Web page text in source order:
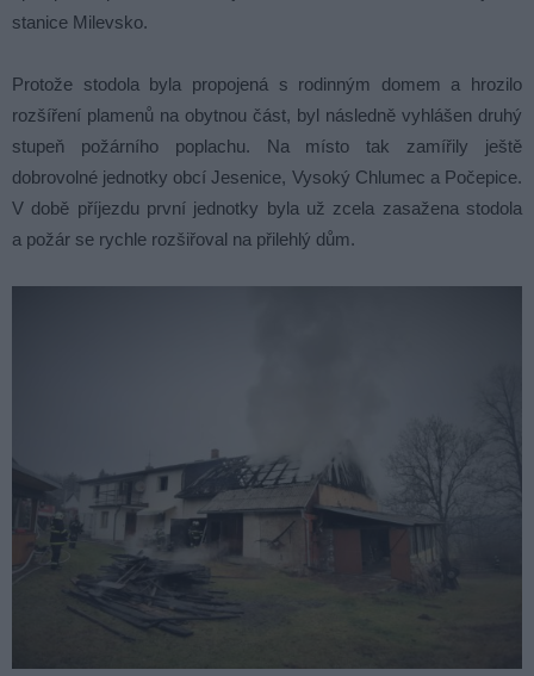
stanice Milevsko.
Protože stodola byla propojená s rodinným domem a hrozilo
rozšíření plamenů na obytnou část, byl následně vyhlášen druhý
stupeň požárního poplachu. Na místo tak zamířily ještě
dobrovolné jednotky obcí Jesenice, Vysoký Chlumec a Počepice.
V době příjezdu první jednotky byla už zcela zasažena stodola
a požár se rychle rozšiřoval na přilehlý dům.